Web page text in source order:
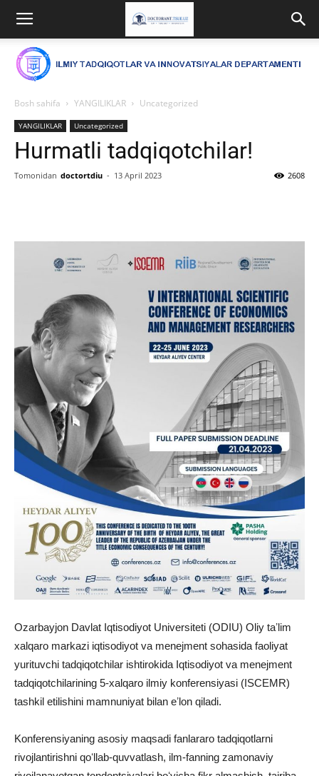
Bosh sahifa YANGILIKLAR Uncategorized
YANGILIKLAR Uncategorized
Hurmatli tadqiqotchilar!
Tomonidan doctortdiu - 13 April 2023 2608
Ozarbayjon Davlat Iqtisodiyot Universiteti (ODIU) Oliy taʼlim
xalqaro markazi iqtisodiyot va menejment sohasida faoliyat
yurituvchi tadqiqotchilar ishtirokida Iqtisodiyot va menejment
tadqiqotchilarining 5-xalqaro ilmiy konferensiyasi (ISCEMR)
tashkil etilishini mamnuniyat bilan eʼlon qiladi.
Konferensiyaning asosiy maqsadi fanlararo tadqiqotlarni
rivojlantirishni qoʻllab-quvvatlash, ilm-fanning zamonaviy